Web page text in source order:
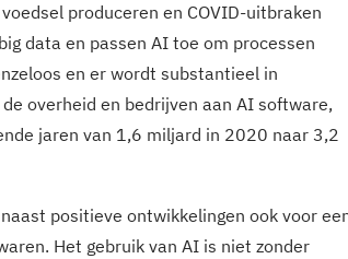
produceren en COVID-uitbraken
data en passen AI toe om processen
en er wordt substantieel in
overheid en bedrijven aan AI software,
jaren van 1,6 miljard in 2020 naar 3,2
positieve ontwikkelingen ook voor
Het gebruik van AI is niet zonder